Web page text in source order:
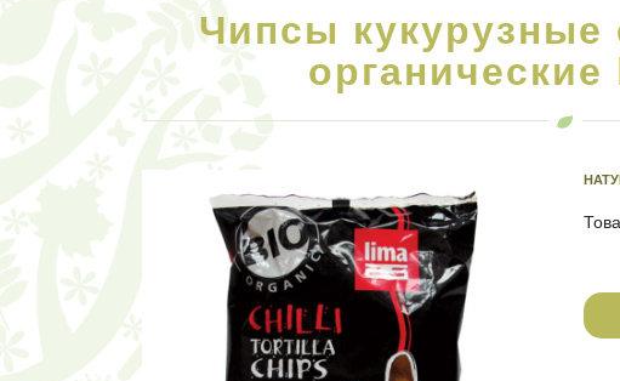
Чипсы
органические